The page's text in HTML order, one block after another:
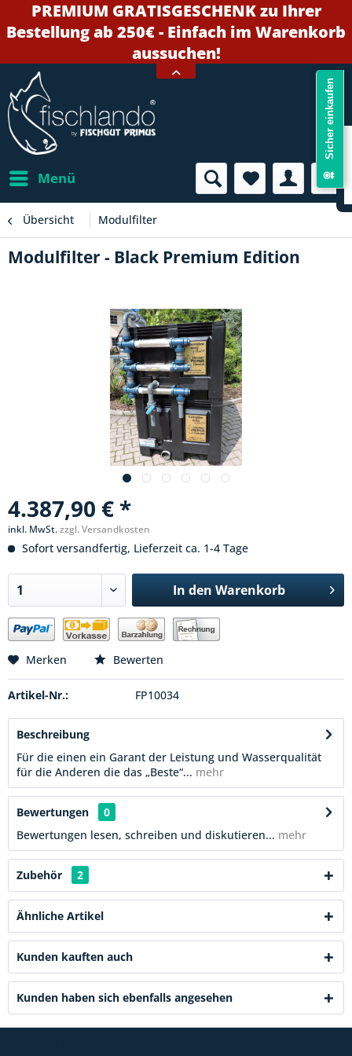
PREMIUM GRATISGESCHENK zu Ihrer
Bestellung ab 250€ - Einfach im Warenkorb
aussuchen!
Menü
Übersicht Modulfilter
Modulfilter - Black Premium Edition
4.387,90 € *
inkl. MwSt.zzgl. Versandkosten
Sofort versandfertig, Lieferzeit ca. 1-4 Tage
In den Warenkorb
Merken Bewerten
Artikel-Nr.: FP10034
Beschreibung
Für die einen ein Garant der Leistung und Wasserqualität
für die Anderen die das „Beste“... mehr
Bewertungen
0
Bewertungen lesen, schreiben und diskutieren... mehr
Zubehör 2
Ähnliche Artikel
Kunden kauften auch
Kunden haben sich ebenfalls angesehen
Sicher einkaufen